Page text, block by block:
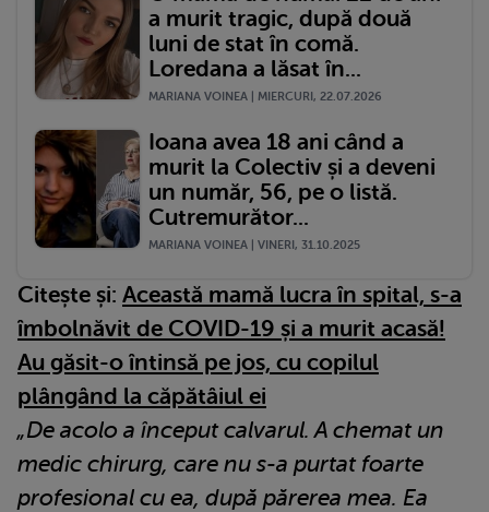
a murit tragic, după două
luni de stat în comă.
Loredana a lăsat în...
MARIANA VOINEA | MIERCURI, 22.07.2026
Ioana avea 18 ani când a
murit la Colectiv și a deveni
un număr, 56, pe o listă.
Cutremurător...
MARIANA VOINEA | VINERI, 31.10.2025
Citește și: Această mamă lucra în spital, s-a
îmbolnăvit de COVID-19 și a murit acasă!
Au găsit-o întinsă pe jos, cu copilul
plângând la căpătâiul ei
„De acolo a început calvarul. A chemat un
medic chirurg, care nu s-a purtat foarte
profesional cu ea, după părerea mea. Ea